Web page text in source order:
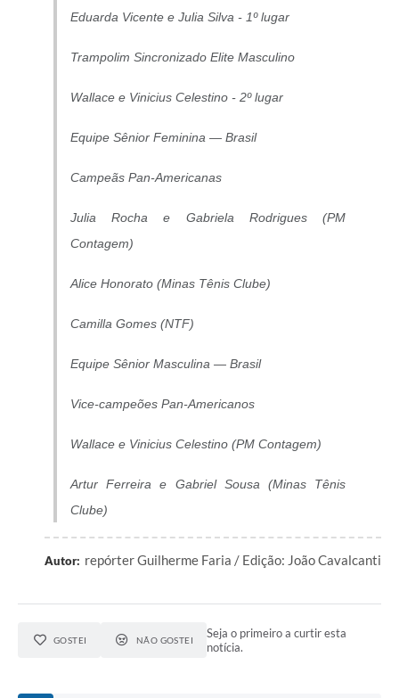
Eduarda Vicente e Julia Silva - 1º lugar
Trampolim Sincronizado Elite Masculino
Wallace e Vinicius Celestino - 2º lugar
Equipe Sênior Feminina — Brasil
Campeãs Pan-Americanas
Julia Rocha e Gabriela Rodrigues (PM
Contagem)
Alice Honorato (Minas Tênis Clube)
Camilla Gomes (NTF)
Equipe Sênior Masculina — Brasil
Vice-campeões Pan-Americanos
Wallace e Vinicius Celestino (PM Contagem)
Artur Ferreira e Gabriel Sousa (Minas Tênis
Clube)
Autor: repórter Guilherme Faria / Edição: João Cavalcanti
GOSTEI NÃO GOSTEI
Seja o primeiro a curtir esta
notícia.